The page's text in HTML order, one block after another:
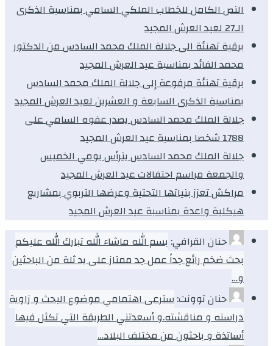
النص الكامل للخطاب الملكي السامي بمناسبة الذكرى
الـ27 لعيد العرش المجيد
برقية تهنئة الى جلالة الملك محمد السادس من الدكتور
محمد الفائد بمناسبة عيد العرش المجيد
برقية تهنئة مرفوعة إلى جلالة الملك محمد السادس
بمناسبة الذكرى السابعة و العشرين لعيد العرش المجيد
جلالة الملك محمد السادس يصدر عفوه السامي على
1788 شخصا بمناسبة عيد العرش المجيد
جلالة الملك محمد السادس يترأس يومي الخميس
والجمعة مراسم احتفالات عيد العرش المجيد
مراكش تعزز بنياتها التحتية وعرضها التربوي بمشاريع
هيكلية واعدة بمناسبة عيد العرش المجيد
حنان القرافي: بسم الله ماشاء الله تبارك الله عليكم
بحث ضخم رائع جداً عمل جد ممتاز على يد ثلة من الباحثين
و…
حنان توونت:سترعى اهتمامي موضوع البحث و زاوية
دراسته و مناقشته.و أسعدتني الطريقة التي تكثل فيها
أساتذة و باحثون من مختلف البلاد…